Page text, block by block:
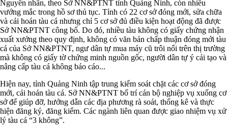
Nguyên nhân, theo Sở NN&PTNT tỉnh Quảng Ninh, còn nhiều
vướng mắc trong hồ sơ thủ tục. Tỉnh có 22 cơ sở đóng mới, sửa chữa
và cải hoán tàu cá nhưng chỉ 5 cơ sở đủ điều kiện hoạt động đã được
Sở NN&PTNT công bố. Do đó, nhiều tàu không có giấy chứng nhận
xuất xưởng theo quy định, không có văn bản chấp thuận đóng mới tàu
cá của Sở NN&PTNT, ngư dân tự mua máy cũ trôi nổi trên thị trường
mà không có giấy tờ chứng minh nguồn gốc, người dân tự ý cải tạo và
nâng cấp tàu cá không báo cáo...
Hiện nay, tỉnh Quảng Ninh tập trung kiểm soát chặt các cơ sở đóng
mới, cải hoán tàu cá. Sở NN&PTNT bố trí cán bộ nghiệp vụ xuống cơ
sở để giúp đỡ, hướng dẫn các địa phương rà soát, thống kê và thực
hiện đăng ký, đăng kiểm. Các ngành liên quan được giao nhiệm vụ xử
lý tàu cá “3 không”.